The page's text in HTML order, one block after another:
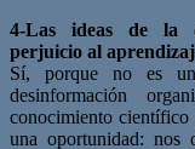
4-Las ideas de la
perjuicio al
Sí, porque no es
desinformación
conocimiento
una oportunidad: nos